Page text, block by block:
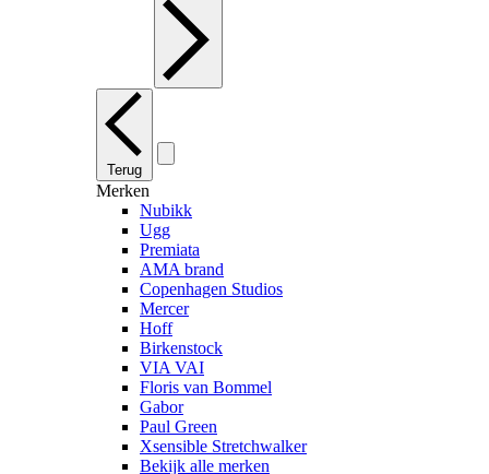
Terug
Merken
Nubikk
Ugg
Premiata
AMA brand
Copenhagen Studios
Mercer
Hoff
Birkenstock
VIA VAI
Floris van Bommel
Gabor
Paul Green
Xsensible Stretchwalker
Bekijk alle merken